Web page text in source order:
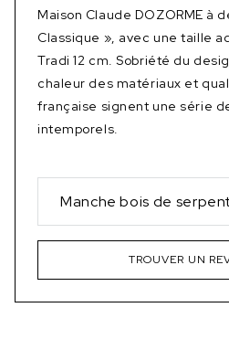
Maison Claude DOZORME à
Classique », avec une taille
Tradi 12 cm. Sobriété du
chaleur des matériaux et
française signent une série
intemporels.
Manche bois de
TROUVER UN